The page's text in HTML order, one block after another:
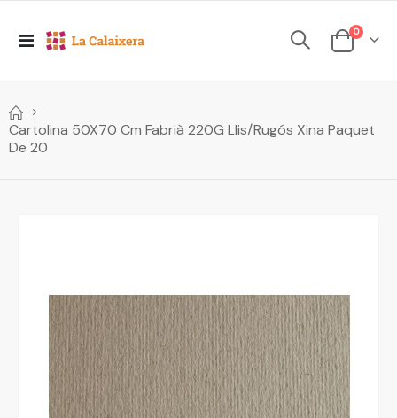
Toggle
Cesta
0elements
Cartolina 50X70 Cm Fabrià 220G Llis/Rugós Xina Paquet
De 20
images
gallery